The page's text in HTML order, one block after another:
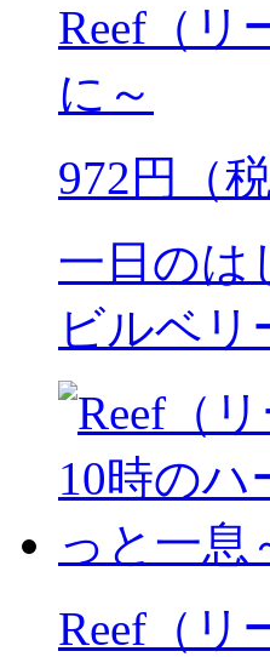
Reef（リ
に～
972円（税
一日のは
ビルベ
Reef（リ